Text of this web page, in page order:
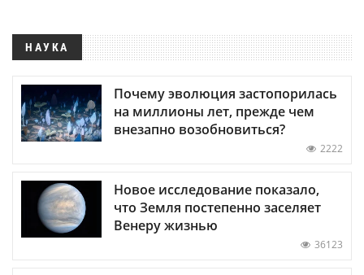
НАУКА
Почему эволюция застопорилась
на миллионы лет, прежде чем
внезапно возобновиться?
2222
Новое исследование показало,
что Земля постепенно заселяет
Венеру жизнью
36123